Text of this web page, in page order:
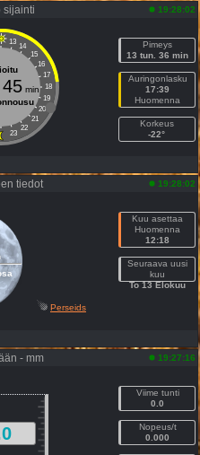
sijainti 19:28:02
13 14
15
16
17
18
19
20
21
22
23
45min
Pimeys
13 tun. 36 min
Auringonlasku
17:39
Huomenna
Korkeus
-22°
tiedot 19:28:02
Kuu asettaa
Huomenna
12:18
Seuraava uusi
kuu
To 13 Elokuu
Perseids
- mm 19:27:16
Viime tunti
0.0
Nopeus/t
0.000